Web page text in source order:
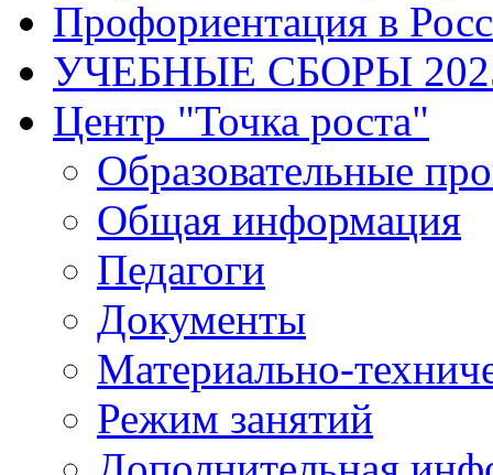
Профориентация в
УЧЕБНЫЕ СБОРЫ
Центр "Точка роста"
Образовательные
Общая информация
Педагоги
Документы
Материально-
Режим занятий